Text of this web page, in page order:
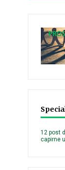
12 post
capirne